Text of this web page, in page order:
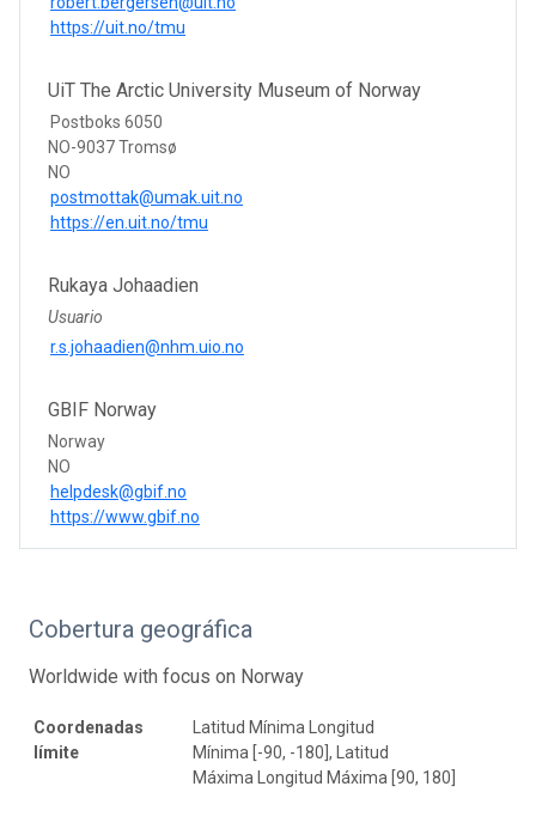
https://uit.no/tmu
UiT The Arctic University Museum of Norway
Postboks 6050
NO-9037 Tromsø
NO
postmottak@umak.uit.no
https://en.uit.no/tmu
Rukaya Johaadien
Usuario
r.s.johaadien@nhm.uio.no
GBIF Norway
Norway
NO
helpdesk@gbif.no
https://www.gbif.no
Cobertura geográfica
Worldwide with focus on Norway
Coordenadas
límite
Latitud Mínima Longitud
Mínima [-90, -180], Latitud
Máxima Longitud Máxima [90, 180]